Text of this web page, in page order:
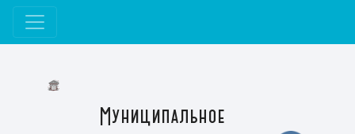
Муниципальное